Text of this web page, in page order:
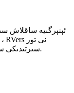
سىرتىدىكى سەپەر ئەركىنلىكىگە تېخىمۇ مەركەزلەشتۈرىدۇ.